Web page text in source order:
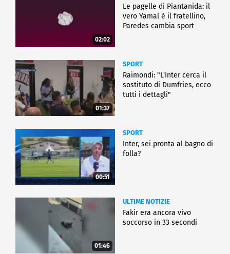
02:02
Le pagelle di Piantanida: il
vero Yamal è il fratellino,
Paredes cambia sport
01:37
SPORT
Raimondi: "L'Inter cerca il
sostituto di Dumfries, ecco
tutti i dettagli"
00:51
SPORT
Inter, sei pronta al bagno di
folla?
01:46
ULTIME NOTIZIE
Fakir era ancora vivo
soccorso in 33 secondi